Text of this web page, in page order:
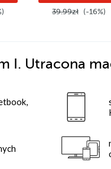
39.99zł (-16%)
I. Utracona